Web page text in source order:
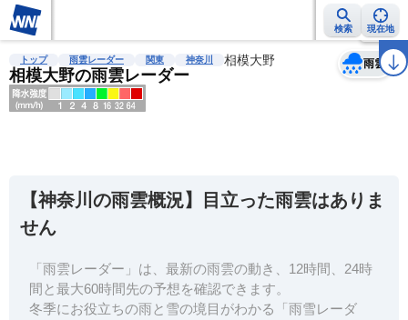
検索 現在地
雨雲レーダー 台風情報 地震情報 警報・注意報 2週間天気 ラ
トップ 雨雲レーダー 関東 神奈川 相模大野
相模大野の雨雲レーダー
雨雲
天気 台風
【神奈川の雨雲概況】目立った雨雲はありま
せん
「雨雲レーダー」は、最新の雨雲の動き、12時間、24時
間と最大60時間先の予想を確認できます。
冬季にお役立ちの雨と雪の境目がわかる「雨雪レーダ